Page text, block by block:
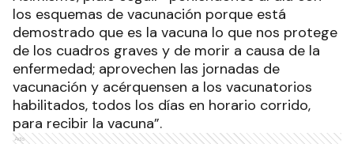
los esquemas de vacunación porque está
demostrado que es la vacuna lo que nos protege
de los cuadros graves y de morir a causa de la
enfermedad; aprovechen las jornadas de
vacunación y acérquensen a los vacunatorios
habilitados, todos los días en horario corrido,
para recibir la vacuna”.
Ads